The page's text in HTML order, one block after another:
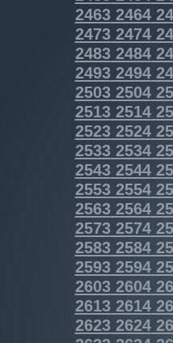
24632464
24732474
24832484
24932494
25032504
25132514
25232524
25332534
25432544
25532554
25632564
25732574
25832584
25932594
26032604
26132614
26232624